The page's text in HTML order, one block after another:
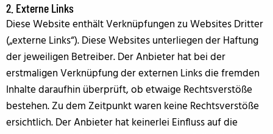
2. Externe Links
Diese Website enthält Verknüpfungen zu Websites Dritter
(„externe Links“). Diese Websites unterliegen der Haftung
der jeweiligen Betreiber. Der Anbieter hat bei der
erstmaligen Verknüpfung der externen Links die fremden
Inhalte daraufhin überprüft, ob etwaige Rechtsverstöße
bestehen. Zu dem Zeitpunkt waren keine Rechtsverstöße
ersichtlich. Der Anbieter hat keinerlei Einfluss auf die